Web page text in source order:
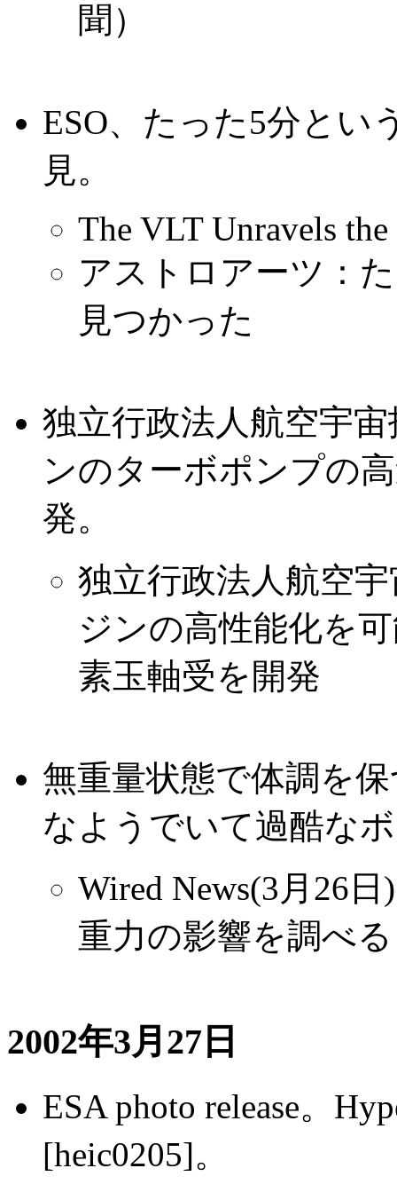
聞）
ESO、たった5分とい
見。
The VLT Unravels
アストロアーツ：
見つかった
独立行政法人航空宇
ンのターボポンプの
発。
独立行政法人航空
ジンの高性能化を
素玉軸受を開発
無重量状態で体調を
なようでいて過酷な
Wired News(3月26
重力の影響を調べる
2002年3月27日
ESA photo release。
[heic0205]。